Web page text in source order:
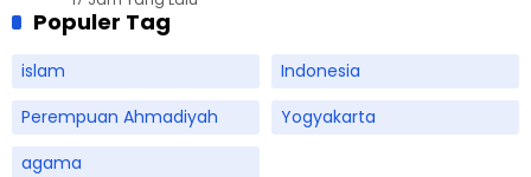
Populer Tag
islam
Indonesia
Perempuan Ahmadiyah
Yogyakarta
agama